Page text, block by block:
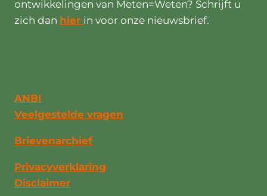
ontwikkelingen van Meten=Weten? Schrijft u
zich dan hier in voor onze nieuwsbrief.
ANBI
Veelgestelde vragen
Brievenarchief
Privacyverklaring
Disclaimer